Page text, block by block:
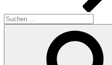
Suchen
nach: